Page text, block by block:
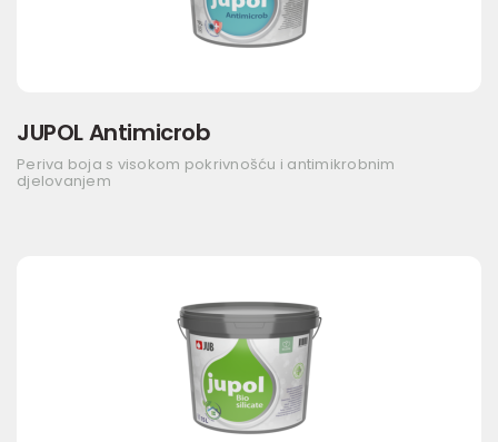
JUPOL Antimicrob
Periva boja s visokom pokrivnošću i antimikrobnim
djelovanjem